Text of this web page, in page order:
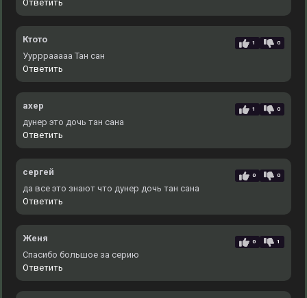
Ответить
Ктото 1 0
Уурррааааа Тан сан
Ответить
ахер 1 0
дунер это дочь тан сана
Ответить
сергей 0 0
да все это знают что дунер дочь тан сана
Ответить
Женя 0 1
Спасибо большое за серию
Ответить